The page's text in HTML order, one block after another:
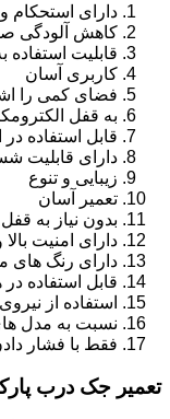
دارای
کاهش آلودگی
قابلیت
کاربری آسان
فضای کمی را
به قفل
قابل استفاده در
دارای قابلیت
زیبایی و تنوع
تعمیر آسان
بدون نیاز به قفل
دارای امنیت
دارای رنگ های
قابل استفاده
استفاده از
نسبت به مدل
فقط با فشار
تعمیر جک درب